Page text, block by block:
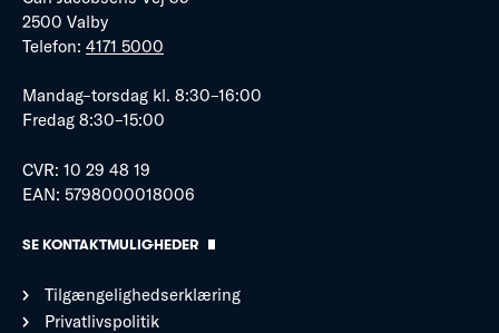
2500 Valby
Telefon: 4171 5000
Mandag–torsdag kl. 8:30–16:00
Fredag 8:30–15:00
CVR: 10 29 48 19
EAN: 5798000018006
SE KONTAKTMULIGHEDER
Tilgængelighedserklæring
Privatlivspolitik